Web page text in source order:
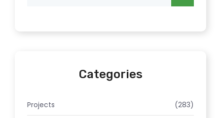
Categories
Projects (283)